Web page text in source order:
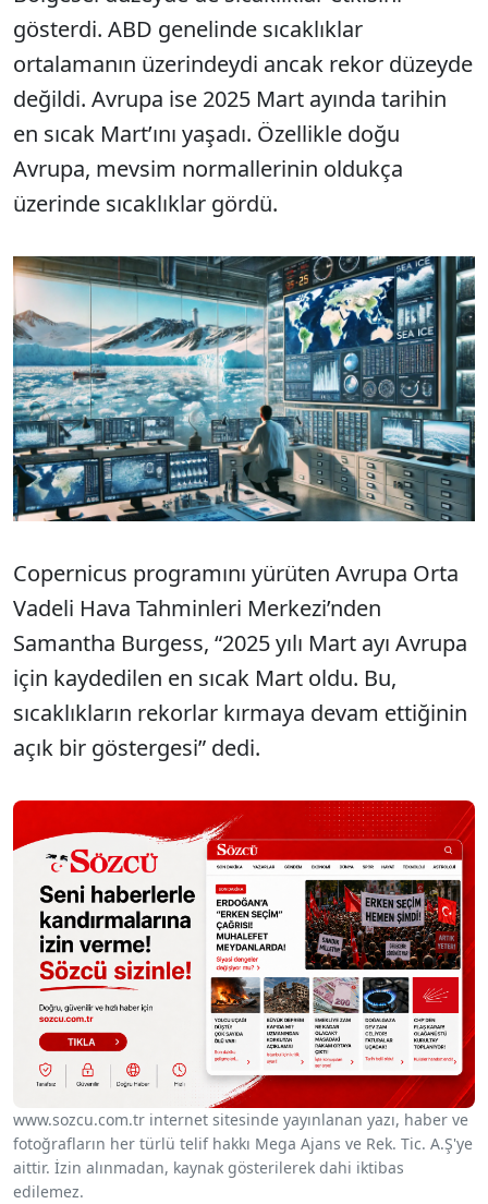
gösterdi. ABD genelinde sıcaklıklar
ortalamanın üzerindeydi ancak rekor düzeyde
değildi. Avrupa ise 2025 Mart ayında tarihin
en sıcak Mart’ını yaşadı. Özellikle doğu
Avrupa, mevsim normallerinin oldukça
üzerinde sıcaklıklar gördü.
Copernicus programını yürüten Avrupa Orta
Vadeli Hava Tahminleri Merkezi’nden
Samantha Burgess, “2025 yılı Mart ayı Avrupa
için kaydedilen en sıcak Mart oldu. Bu,
sıcaklıkların rekorlar kırmaya devam ettiğinin
açık bir göstergesi” dedi.
www.sozcu.com.tr internet sitesinde yayınlanan yazı, haber ve
fotoğrafların her türlü telif hakkı Mega Ajans ve Rek. Tic. A.Ş'ye
aittir. İzin alınmadan, kaynak gösterilerek dahi iktibas
edilemez.